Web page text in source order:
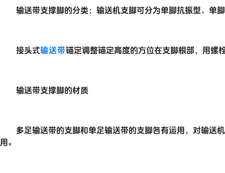
输送带支撑脚的分类：输送机支脚可分为单脚抗振型、单
接头式输送带锚定调整锚定高度的方位在支脚根部，用螺
输送带支撑脚的材质
多足输送带的支脚和单足输送带的支脚各有运用，对输送机
用。